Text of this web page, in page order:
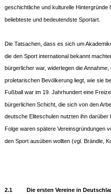
geschichtliche und kulturelle
beliebteste und bedeutendste Sportart.
Die Tatsachen, dass es sich um
die den Sport international bekannt
bürgerlicher war, widerlegen die
proletarischen Bevölkerung liegt, wie sie
Fußball war im 19. Jahrhundert eine
bürgerlichen Schicht, die sich von den
deutsche Eliteschulen nutzten ihn
Folge waren spätere Vereinsgründungen
den Sport ausüben wollten (vgl. Brändle,
2.1 Die ersten Vereine in